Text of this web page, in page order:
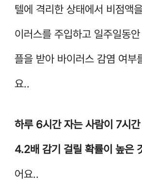
텔에 격리한 상태에서 비점액
이러스를 주입하고 일주일동
플을 받아 바이러스 감염 여부
요..
하루 6시간 자는 사람이 7시
4.2배 감기 걸릴 확률이 높은
어요..